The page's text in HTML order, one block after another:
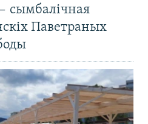
сымбалічная
Паветраных